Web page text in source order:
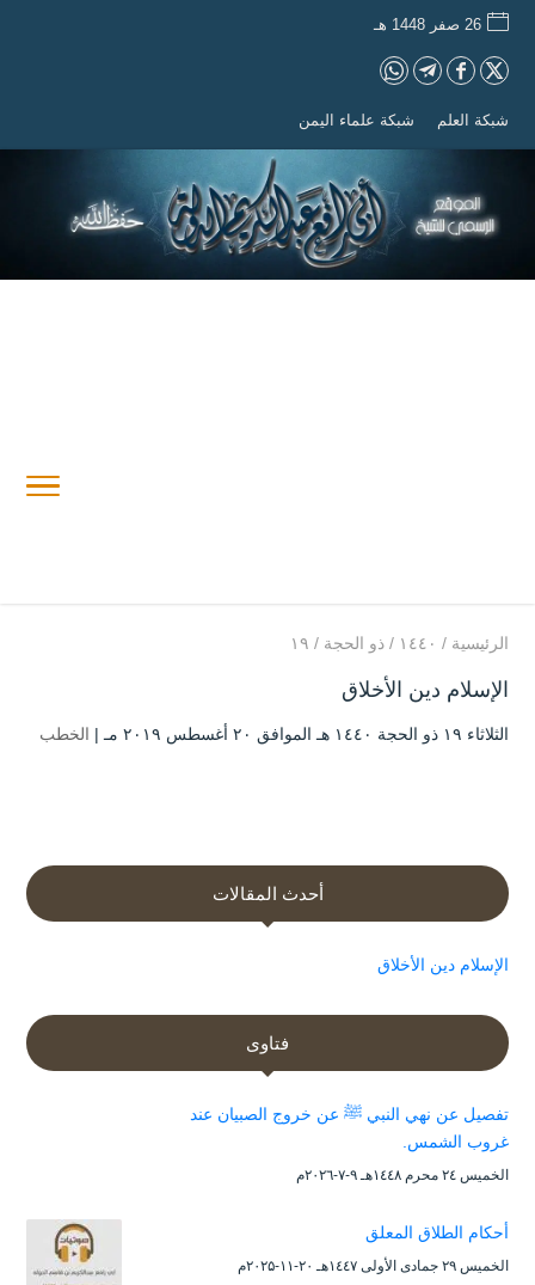
26 صفر 1448 هـ
شبكة العلم شبكة علماء اليمن
الرئيسية / ۱٤٤۰ / ذو الحجة / ۱۹
الإسلام دين الأخلاق
الثلاثاء ۱۹ ذو الحجة ۱٤٤۰ هـ الموافق ۲۰ أغسطس ۲۰۱۹ مـ | الخطب
أحدث المقالات
الإسلام دين الأخلاق
فتاوى
تفصيل عن نهي النبي ﷺ عن خروج الصبيان عند
غروب الشمس.
الخميس ۲٤ محرم ۱٤٤۸هـ ۹-۷-۲۰۲٦م
أحكام الطلاق المعلق
الخميس ۲۹ جمادى الأولى ۱٤٤۷هـ ۲۰-۱۱-۲۰۲۵م